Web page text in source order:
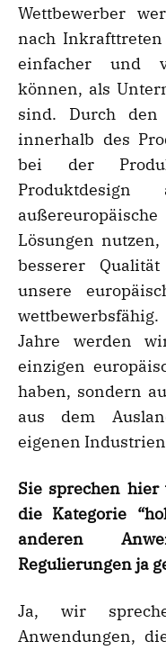
Wettbewerber
nach
einfacher und
können, als
sind. Durch
innerhalb des
bei der
Lösungen
besserer
unsere
Jahre werden
einzigen
haben, sondern
aus dem
eigenen
Sie sprechen
die Kategorie
anderen
Regulierungen ja
Ja, wir
Anwendungen,